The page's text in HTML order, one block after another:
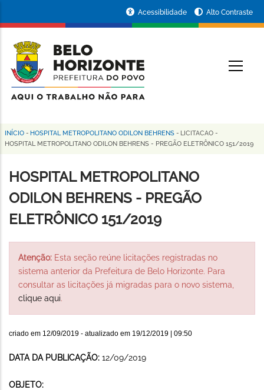
conteúdo
principal
da
Prefeitura
de
Horizonte
Acessibilidade Alto Contraste
Trilha
navegação
INÍCIO - HOSPITAL METROPOLITANO ODILON BEHRENS - LICITACAO -
HOSPITAL METROPOLITANO ODILON BEHRENS - PREGÃO ELETRÔNICO 151/2019
HOSPITAL METROPOLITANO
ODILON BEHRENS - PREGÃO
ELETRÔNICO 151/2019
Atenção: Esta seção reúne licitações registradas no
sistema anterior da Prefeitura de Belo Horizonte. Para
consultar as licitações já migradas para o novo sistema,
clique aqui.
criado em 12/09/2019 - atualizado em 19/12/2019 | 09:50
DATA DA PUBLICAÇÃO: 12/09/2019
OBJETO: